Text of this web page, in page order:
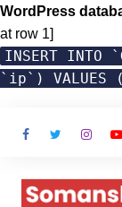
WordPress
at row 1]
INSERT
`ip`)